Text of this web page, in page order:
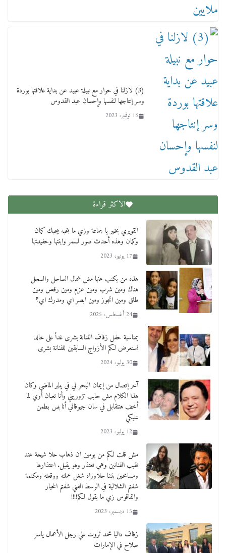
(3) لازلنا في حوار مع نبيلة عبيد عن بداية علاقتها بوردة
وسر إنتاجها لنفسها وإحسان عبد القدوس
16 نوفمبر، 2023
الاكثر قراءة
القويري بخير يا جماعة وزي ما بتحبه بيحبك كمان
وكمان وهذه أحدث صور لسمر وابنتها وحفيدتها
17 يونيو، 2023
هذه من يكتب عنها مش شمال الساحل والسحل
هناك ومين شرب ومين عزم ومين رقص ومين
طلق ومين اتجوز ومين ابصر اي ومدرك اي؟
24 أغسطس، 2025
بمناسبة حفل زفاف الفنانة بشرى غداً على خالد
نستعرض لكم الأزواج السابقين للفنانة بشرى
30 يوليو، 2024
آخر إتصال من إيمان البحر لي في يناير الماضي وكان
هذا الكلام مش حابب تزوريني وأنا تعبان أوي لما
أخف هنتقابل في سان جيوفاني أنا بس بطمن
عليكي
12 يوليو، 2023
مش قلت لكم من يومين ان ذهاب حلا شيحة عند
نقيب الفنانين وهي تعتذر وهو يقبل. اعتذارها
ومسامحين بنتنا حلاوراه شغل عملته ووقعته ومكتمة
شفتم الشلالية في الوسط الفني شفتم الخيار
والفاقوس زي ما بقول لكم!!!!
15 ديسمبر، 2023
زفاف داليا محمد ثروت علي رجل الأعمال ياسر
صلاح في الإمارات